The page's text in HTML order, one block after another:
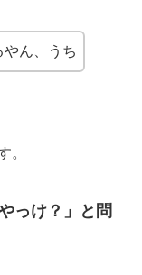
ん、うち
。
っけ？」と問